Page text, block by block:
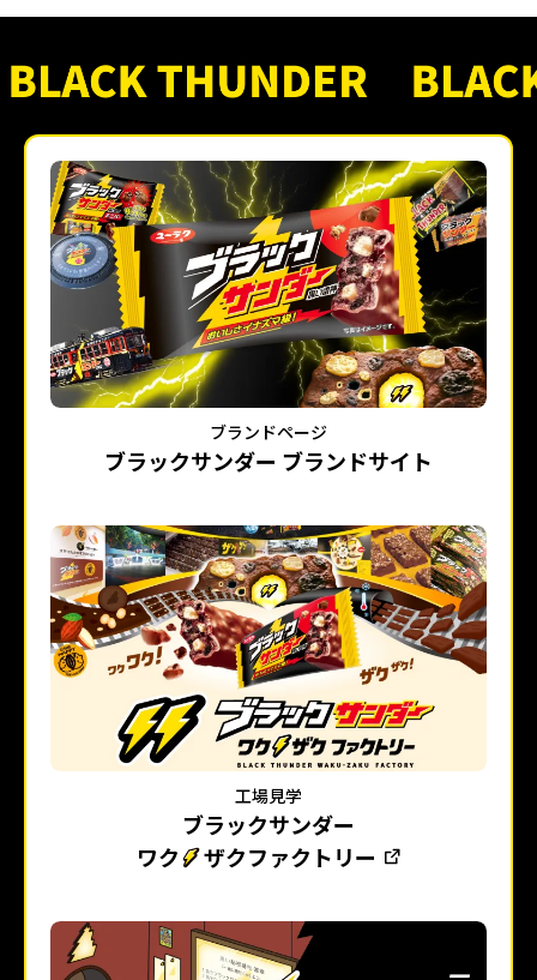
ブランドページ
ブラックサンダー ブランドサイト
工場見学
ブラックサンダー
ワク
ザクファクトリー